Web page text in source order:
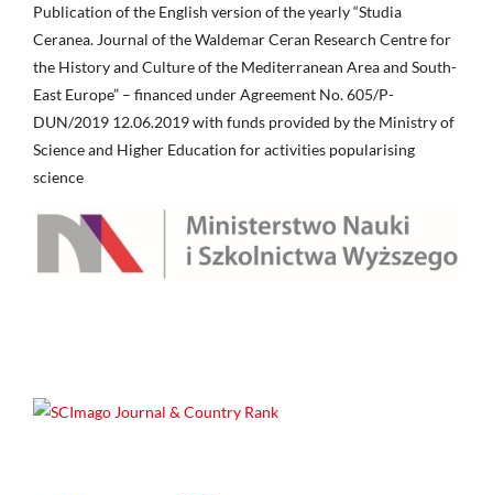
Publication of the English version of the yearly “Studia
Ceranea. Journal of the Waldemar Ceran Research Centre for
the History and Culture of the Mediterranean Area and South-
East Europe” – financed under Agreement No. 605/P-
DUN/2019 12.06.2019 with funds provided by the Ministry of
Science and Higher Education for activities popularising
science